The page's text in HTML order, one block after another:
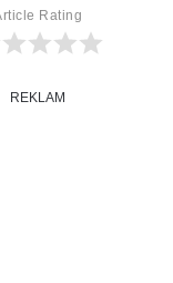
Rating
REKLAM